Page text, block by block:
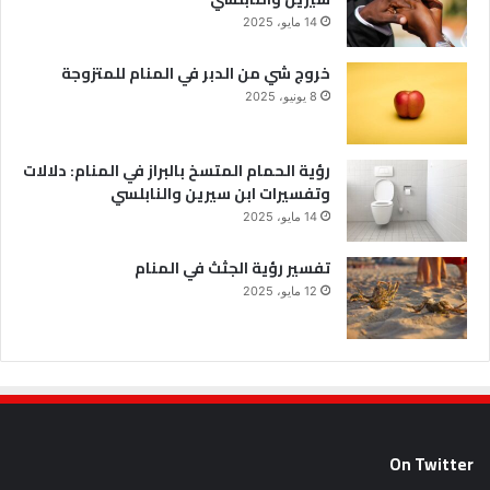
14 مايو، 2025
خروج شي من الدبر في المنام للمتزوجة
8 يونيو، 2025
رؤية الحمام المتسخ بالبراز في المنام: دلالات
وتفسيرات ابن سيرين والنابلسي
14 مايو، 2025
تفسير رؤية الجثث في المنام
12 مايو، 2025
On Twitter